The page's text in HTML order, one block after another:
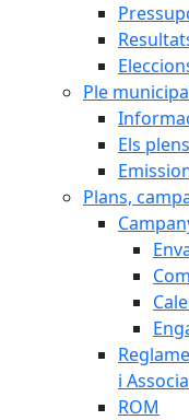
Ple
Els plens
Plans,
i
ROM